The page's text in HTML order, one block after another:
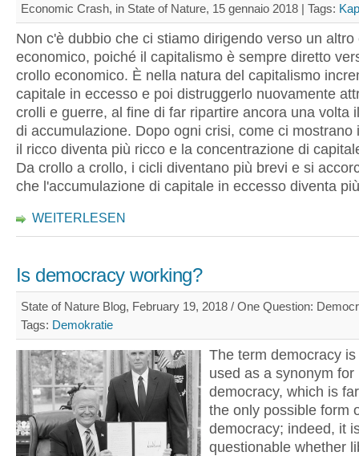
Economic Crash, in State of Nature, 15 gennaio 2018 | Tags:
Non c'è dubbio che ci stiamo dirigendo verso un altro
economico, poiché il capitalismo è sempre diretto
crollo economico. È nella natura del capitalismo
capitale in eccesso e poi distruggerlo nuovamente
crolli e guerre, al fine di far ripartire ancora una volta
di accumulazione. Dopo ogni crisi, come ci mostrano
il ricco diventa più ricco e la concentrazione di
Da crollo a crollo, i cicli diventano più brevi e si
che l'accumulazione di capitale in eccesso diventa
WEITERLESEN
Is democracy working?
State of Nature Blog, February 19, 2018 / One Question:
Tags: Demokratie
The term democracy
used as a synonym for
democracy, which is
the only possible form
democracy; indeed, it
questionable whether